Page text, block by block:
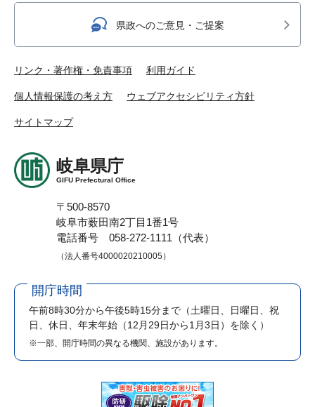
県政へのご意見・ご提案
リンク・著作権・免責事項 利用ガイド
個人情報保護の考え方 ウェブアクセシビリティ方針
サイトマップ
岐阜県庁
GIFU Prefectural Office
〒500-8570
岐阜市薮田南2丁目1番1号
電話番号 058-272-1111（代表）
（法人番号4000020210005）
開庁時間
午前8時30分から午後5時15分まで （土曜日、日曜日、祝
日、休日、年末年始（12月29日から1月3日）を除く）
※一部、開庁時間の異なる機関、施設があります。